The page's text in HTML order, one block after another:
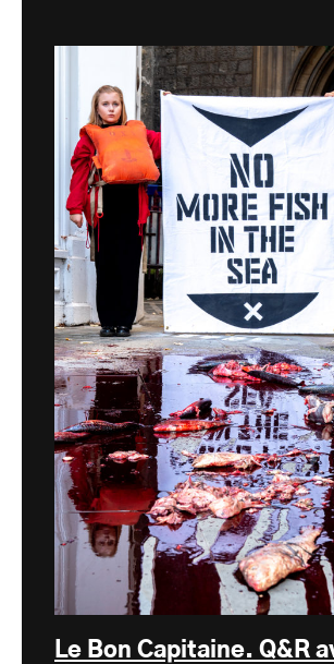
Le Bon Capitaine. Q&R